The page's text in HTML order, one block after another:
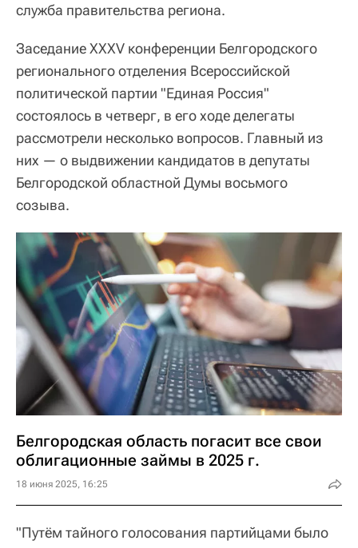
служба правительства региона.
Заседание XXXV конференции Белгородского
регионального отделения Всероссийской
политической партии "Единая Россия"
состоялось в четверг, в его ходе делегаты
рассмотрели несколько вопросов. Главный из
них — о выдвижении кандидатов в депутаты
Белгородской областной Думы восьмого
созыва.
Белгородская область погасит все свои
облигационные займы в 2025 г.
18 июня 2025, 16:25
"Путём тайного голосования партийцами было